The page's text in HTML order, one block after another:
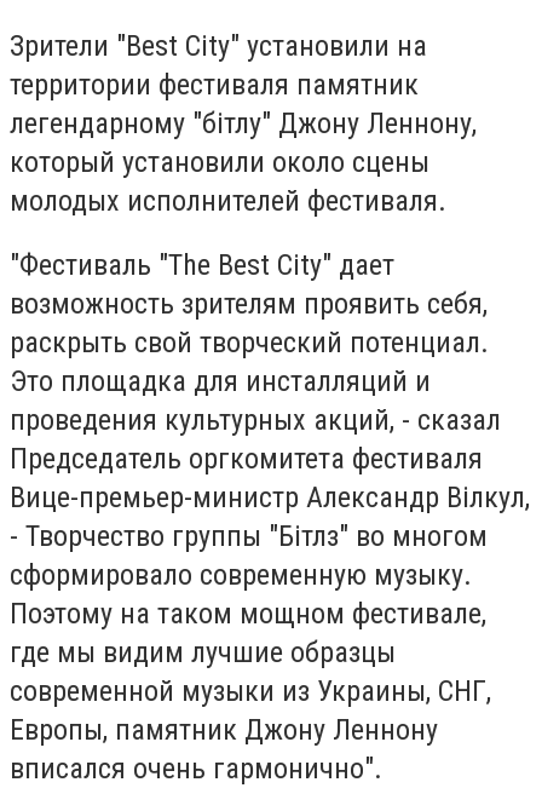
Зрители "Best City" установили на
территории фестиваля памятник
легендарному "бітлу" Джону Леннону,
который установили около сцены
молодых исполнителей фестиваля.
"Фестиваль "The Best City" дает
возможность зрителям проявить себя,
раскрыть свой творческий потенциал.
Это площадка для инсталляций и
проведения культурных акций, - сказал
Председатель оргкомитета фестиваля
Вице-премьер-министр Александр Вілкул,
- Творчество группы "Бітлз" во многом
сформировало современную музыку.
Поэтому на таком мощном фестивале,
где мы видим лучшие образцы
современной музыки из Украины, СНГ,
Европы, памятник Джону Леннону
вписался очень гармонично".